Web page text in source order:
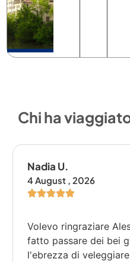
Nadia U.
4 August , 2026
fatto passare dei bei
l'ebrezza di veleggiare.....
splendido spettacolo in